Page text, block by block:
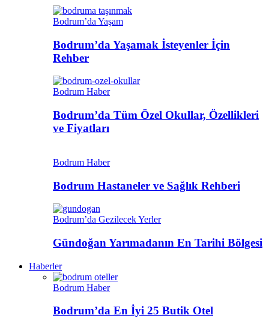
Bodrum’da Yaşam
Bodrum’da Yaşamak İsteyenler İçin
Rehber
Bodrum Haber
Bodrum’da Tüm Özel Okullar, Özellikleri
ve Fiyatları
Bodrum Haber
Bodrum Hastaneler ve Sağlık Rehberi
Bodrum’da Gezilecek Yerler
Gündoğan Yarımadanın En Tarihi Bölgesi
Haberler
Bodrum Haber
Bodrum’da En İyi 25 Butik Otel